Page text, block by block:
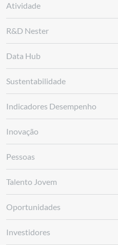
Atividade
R&D Nester
Data Hub
Sustentabilidade
Indicadores Desempenho
Inovação
Pessoas
Talento Jovem
Oportunidades
Investidores